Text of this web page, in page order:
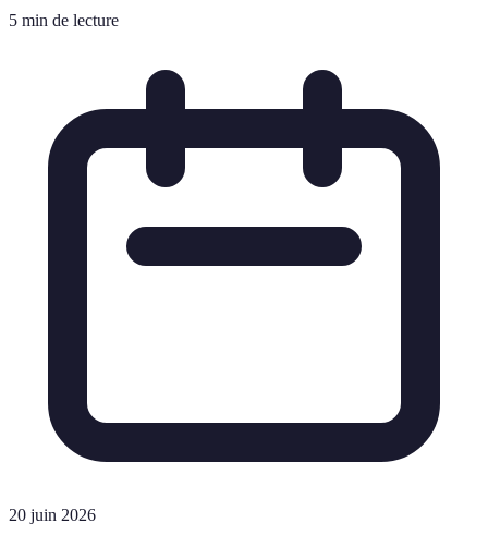
5 min de lecture
20 juin 2026